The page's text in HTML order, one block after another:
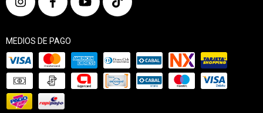
MEDIOS DE PAGO